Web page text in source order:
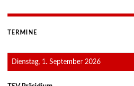
TERMINE
Dienstag, 1. September 2026